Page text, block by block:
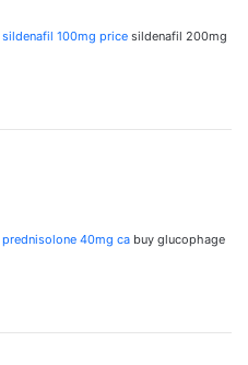
sildenafil 100mg price sildenafil 200mg
prednisolone 40mg ca buy glucophage